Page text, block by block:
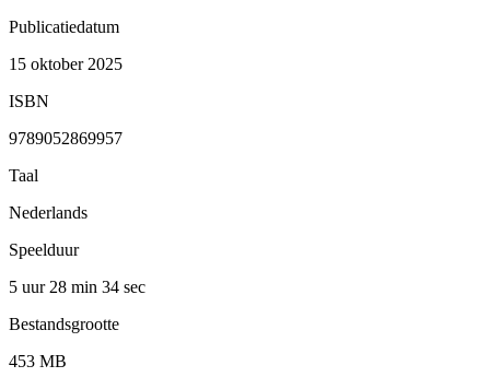
Publicatiedatum
15 oktober 2025
ISBN
9789052869957
Taal
Nederlands
Speelduur
5 uur 28 min 34 sec
Bestandsgrootte
453 MB